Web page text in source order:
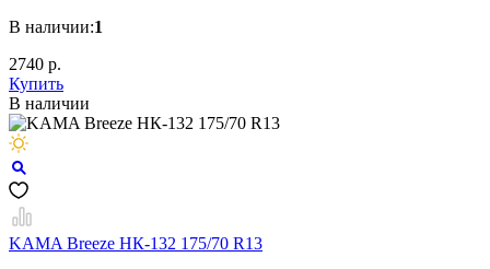
В наличии:1
2740 р.
Купить
В наличии
KAMA Breeze НК-132 175/70 R13